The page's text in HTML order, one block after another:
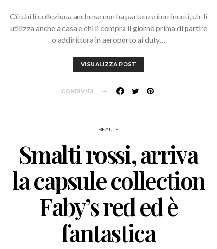
C’è chi li colleziona anche se non ha partenze imminenti, chi li
utilizza anche a casa e chi li compra il giorno prima di partire
o addirittura in aeroporto ai duty…
VISUALIZZA POST
CONDIVIDI
BEAUTY
Smalti rossi, arriva
la capsule collection
Faby’s red ed è
fantastica